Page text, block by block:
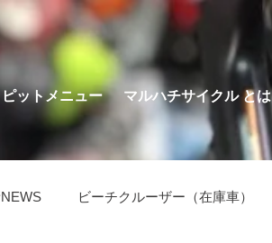
ピットメニュー マルハチサイクル とは
ビーチクルーザー（在庫車）